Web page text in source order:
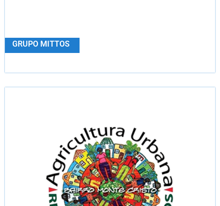
GRUPO MITTOS